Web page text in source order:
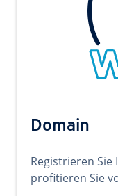
Domain
Registrieren Sie
profitieren Sie